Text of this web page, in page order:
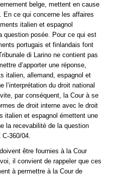
belge, mettent en cause
En ce qui concerne les affaires
italien et espagnol
question posée. Pour ce qui est
portugais et finlandais font
di Larino ne contient pas
d’apporter une réponse,
italien, allemand, espagnol et
l’interprétation du droit national
par conséquent, la Cour à se
de droit interne avec le droit
italien et espagnol émettent une
la recevabilité de la question
04.
être fournies à la Cour
il convient de rappeler que ces
à permettre à la Cour de